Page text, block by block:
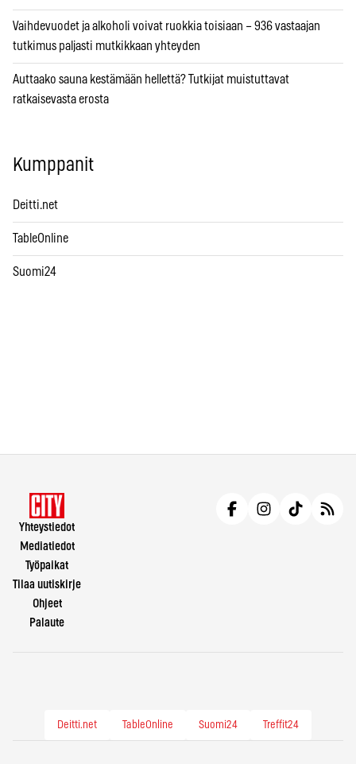
Vaihdevuodet ja alkoholi voivat ruokkia toisiaan – 936 vastaajan
tutkimus paljasti mutkikkaan yhteyden
Auttaako sauna kestämään hellettä? Tutkijat muistuttavat
ratkaisevasta erosta
Kumppanit
Deitti.net
TableOnline
Suomi24
Yhteystiedot
Mediatiedot
Työpaikat
Tilaa uutiskirje
Ohjeet
Palaute
Deitti.net TableOnline Suomi24 Treffit24